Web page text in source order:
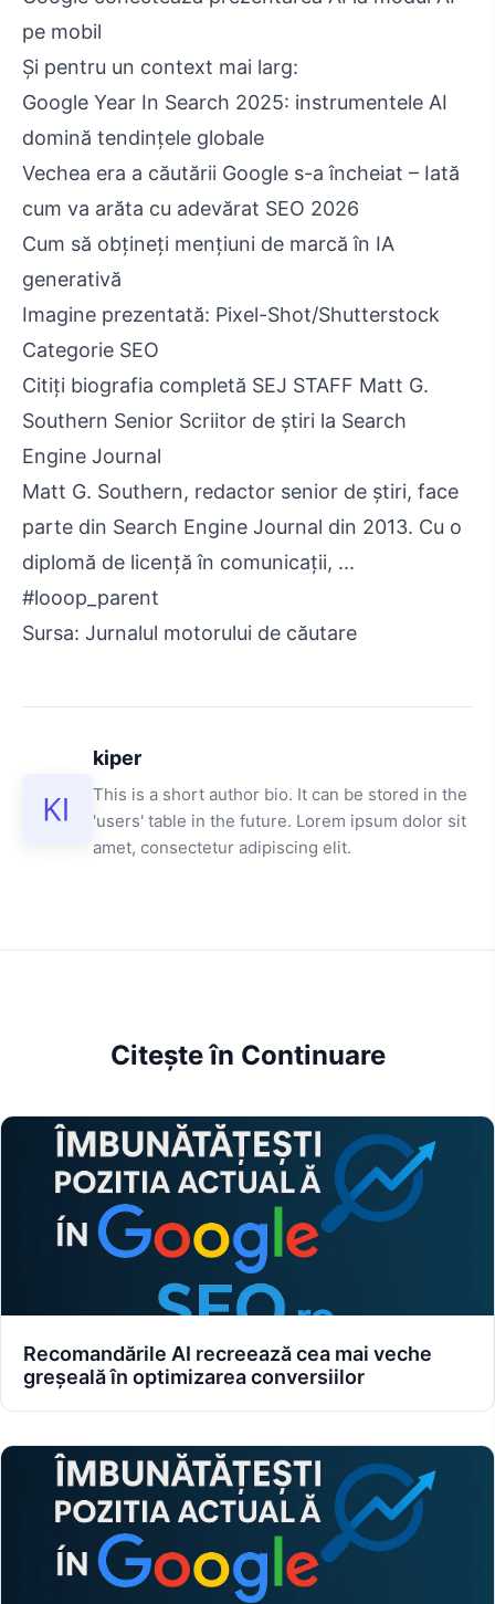
pe mobil
Și pentru un context mai larg:
Google Year In Search 2025: instrumentele AI
domină tendințele globale
Vechea era a căutării Google s-a încheiat – Iată
cum va arăta cu adevărat SEO 2026
Cum să obțineți mențiuni de marcă în IA
generativă
Imagine prezentată: Pixel-Shot/Shutterstock
Categorie SEO
Citiți biografia completă SEJ STAFF Matt G.
Southern Senior Scriitor de știri la Search
Engine Journal
Matt G. Southern, redactor senior de știri, face
parte din Search Engine Journal din 2013. Cu o
diplomă de licență în comunicații, ...
#looop_parent
Sursa: Jurnalul motorului de căutare
kiper
This is a short author bio. It can be stored in the
'users' table in the future. Lorem ipsum dolor sit
amet, consectetur adipiscing elit.
Citește în Continuare
Recomandările AI recreează cea mai veche
greșeală în optimizarea conversiilor